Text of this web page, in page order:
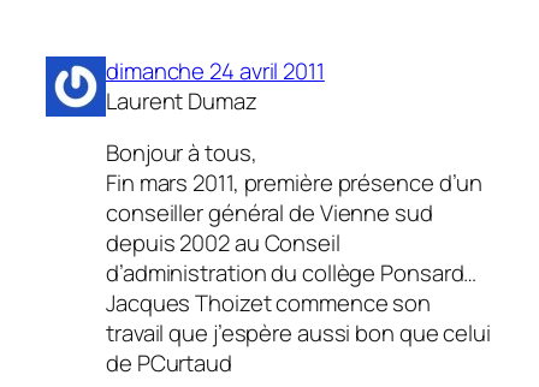
dimanche 24 avril 2011
Laurent Dumaz
Bonjour à tous,
Fin mars 2011, première présence d’un
conseiller général de Vienne sud
depuis 2002 au Conseil
d’administration du collège Ponsard…
Jacques Thoizet commence son
travail que j’espère aussi bon que celui
de PCurtaud